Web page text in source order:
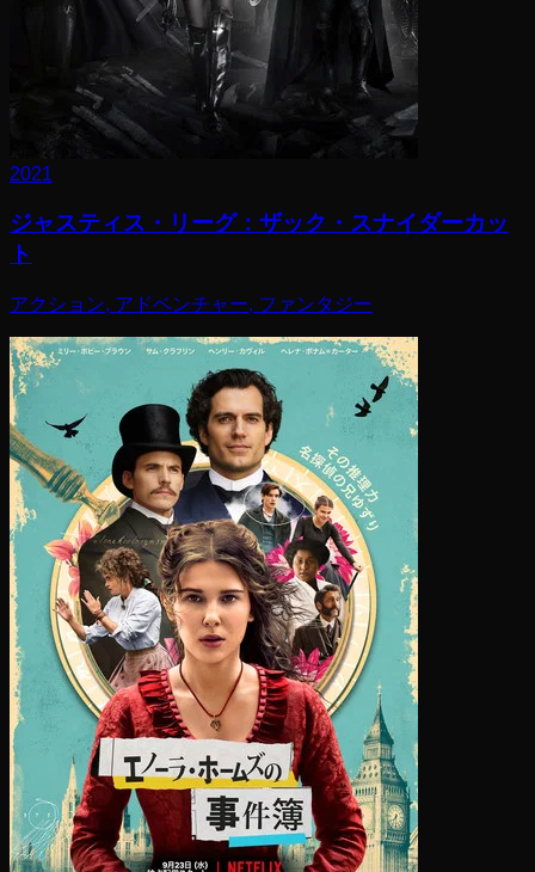
2021
ジャスティス・リーグ：ザック・スナイダーカッ
ト
アクション, アドベンチャー, ファンタジー